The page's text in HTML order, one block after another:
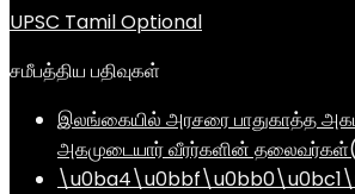
UPSC Tamil Optional
சமீபத்திய பதிவுகள்
இலங்கையில் அரசரை பாதுகாத்த
அகமுடையார் வீரர்களின்